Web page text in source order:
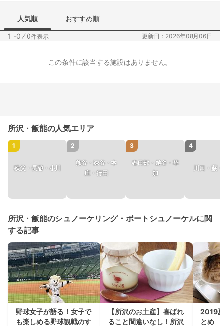
人気順 おすすめ順
1 -0 ⁄0件表示 更新日：2026年08月06日
この条件に該当する施設はありません。
所沢・飯能の人気エリア
1
秩父・長瀞・小川
2
熊谷・深谷・本
庄・行田
3
春日部・越谷・草
加
4
川口・蕨
所沢・飯能のシュノーケリング・ボートシュノーケルに関
する記事
野球女子が語る！女子で
も楽しめる野球観戦のす
【所沢のお土産】喜ばれ
ること間違いなし！所沢
2019
とめ